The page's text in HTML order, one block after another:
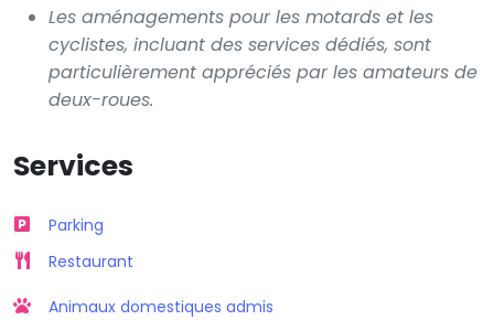
Les aménagements pour les motards et les
cyclistes, incluant des services dédiés, sont
particulièrement appréciés par les amateurs de
deux-roues.
Services
Parking
Restaurant
Animaux domestiques admis